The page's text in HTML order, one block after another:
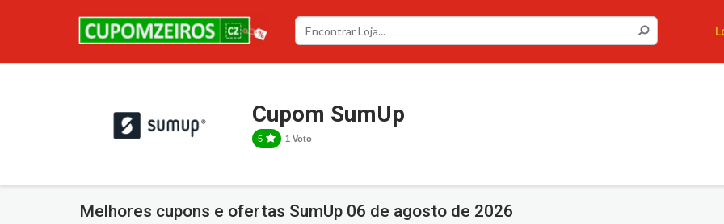
Cupom SumUp
5 1 Voto
Melhores cupons e ofertas SumUp 06 de agosto de 2026